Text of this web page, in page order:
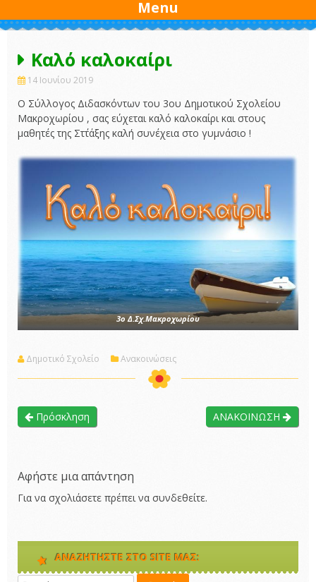
Menu
Καλό καλοκαίρι
14 Ιουνίου 2019
Ο Σύλλογος Διδασκόντων του 3ου Δημοτικού Σχολείου
Μακροχωρίου , σας εύχεται καλό καλοκαίρι και στους
μαθητές της Στ΄τάξης καλή συνέχεια στο γυμνάσιο !
3ο Δ.Σχ.Μακροχωρίου
Δημοτικό Σχολείο Ανακοινώσεις
Πρόσκληση ΑΝΑΚΟΙΝΩΣΗ
Αφήστε μια απάντηση
Για να σχολιάσετε πρέπει να συνδεθείτε.
ΑΝΑΖΗΤΉΣΤΕ ΣΤΟ SITE ΜΑΣ: